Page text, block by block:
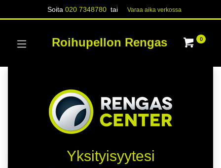
Soita020 7348780 tai Varaa aika verk​​​​ossa
Roihupellon Rengas 0
Yksityisyytesi